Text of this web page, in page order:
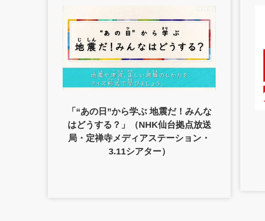
「“あの日”から学ぶ 地震だ！みんな
はどうする？」（NHK仙台拠点放送
局・定禅寺メディアステーション・
3.11シアター）